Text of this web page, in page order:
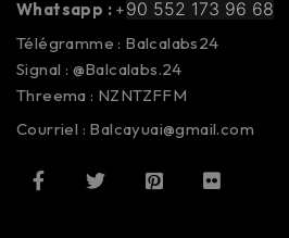
Whatsapp : +90 552 173 96 68
Télégramme : Balcalabs24
Signal : @Balcalabs.24
Threema : NZNTZFFM
Courriel : Balcayuai@gmail.com